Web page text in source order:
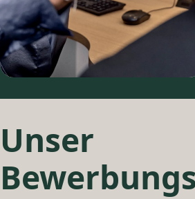
Unser